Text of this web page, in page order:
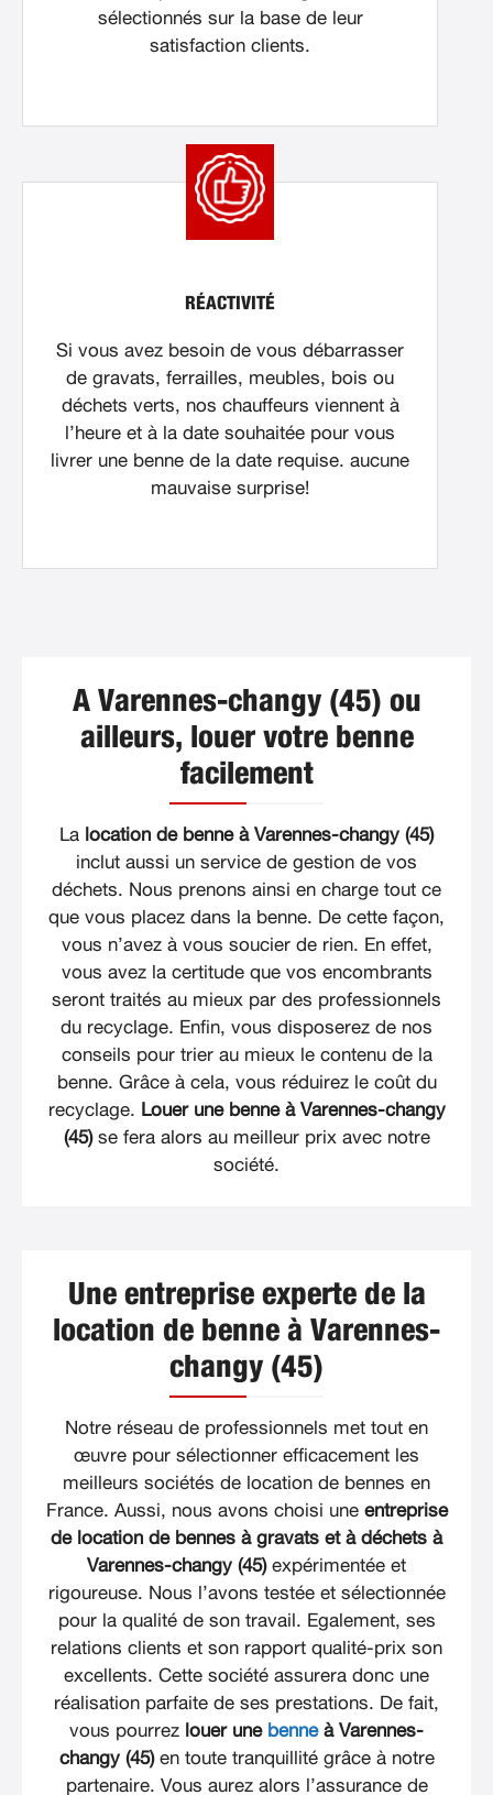
sélectionnés sur la base de leur
satisfaction clients.
RÉACTIVITÉ
Si vous avez besoin de vous débarrasser
de gravats, ferrailles, meubles, bois ou
déchets verts, nos chauffeurs viennent à
l’heure et à la date souhaitée pour vous
livrer une benne de la date requise. aucune
mauvaise surprise!
A Varennes-changy (45) ou
ailleurs, louer votre benne
facilement
La location de benne à Varennes-changy (45)
inclut aussi un service de gestion de vos
déchets. Nous prenons ainsi en charge tout ce
que vous placez dans la benne. De cette façon,
vous n’avez à vous soucier de rien. En effet,
vous avez la certitude que vos encombrants
seront traités au mieux par des professionnels
du recyclage. Enfin, vous disposerez de nos
conseils pour trier au mieux le contenu de la
benne. Grâce à cela, vous réduirez le coût du
recyclage. Louer une benne à Varennes-changy
(45)se fera alors au meilleur prix avec notre
société.
Une entreprise experte de la
location de benne à Varennes-
changy (45)
Notre réseau de professionnels met tout en
œuvre pour sélectionner efficacement les
meilleurs sociétés de location de bennes en
France. Aussi, nous avons choisi une entreprise
de location de bennes à gravats et à déchets à
Varennes-changy (45)expérimentée et
rigoureuse. Nous l’avons testée et sélectionnée
pour la qualité de son travail. Egalement, ses
relations clients et son rapport qualité-prix son
excellents. Cette société assurera donc une
réalisation parfaite de ses prestations. De fait,
vous pourrez louer une benneà Varennes-
changy (45)en toute tranquillité grâce à notre
partenaire. Vous aurez alors l’assurance de